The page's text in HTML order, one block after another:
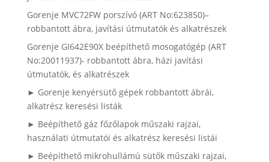
Gorenje MVC72FW porszívó (ART No:623850)–
robbantott ábra, javítási útmutatók és alkatrészek
Gorenje GI642E90X beépíthető mosogatógép (ART
No:20011937)- robbantott ábra, házi javítási
útmutatók, és alkatrészek
► Gorenje kenyérsütő gépek robbantott ábrái,
alkatrész keresési listák
► Beépíthető gáz főzőlapok műszaki rajzai,
használati útmutatói és alkatrész keresési listái
► Beépíthető mikrohullámú sütők műszaki rajzai,